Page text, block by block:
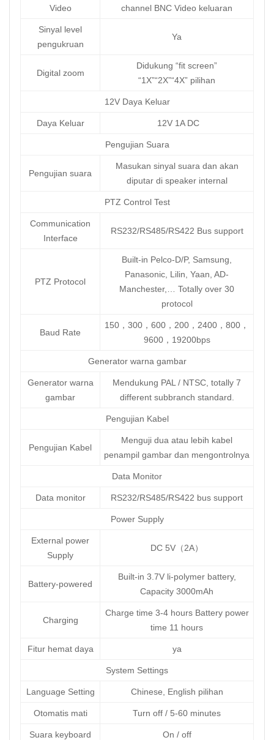
Video channel BNC Video keluaran
Sinyal level
pengukruan
Ya
Digital zoom
Didukung “fit screen”
“1X”“2X”“4X” pilihan
12V Daya Keluar
Daya Keluar 12V 1A DC
Pengujian Suara
Pengujian suara
Masukan sinyal suara dan akan
diputar di speaker internal
PTZ Control Test
Communication
Interface
RS232/RS485/RS422 Bus support
PTZ Protocol
Built-in Pelco-D/P, Samsung,
Panasonic, Lilin, Yaan, AD-
Manchester,… Totally over 30
protocol
Baud Rate
150，300，600，200，2400，800，
9600，19200bps
Generator warna gambar
Generator warna
gambar
Mendukung PAL / NTSC, totally 7
different subbranch standard.
Pengujian Kabel
Pengujian Kabel
Menguji dua atau lebih kabel
penampil gambar dan mengontrolnya
Data Monitor
Data monitor RS232/RS485/RS422 bus support
Power Supply
External power
Supply
DC 5V（2A）
Battery-powered
Built-in 3.7V li-polymer battery,
Capacity 3000mAh
Charging
Charge time 3-4 hours Battery power
time 11 hours
Fitur hemat daya ya
System Settings
Language Setting Chinese, English pilihan
Otomatis mati Turn off / 5-60 minutes
Suara keyboard On / off